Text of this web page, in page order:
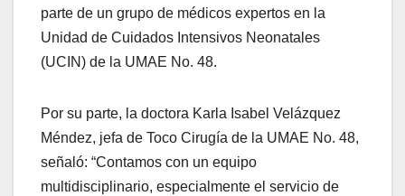
parte de un grupo de médicos expertos en la
Unidad de Cuidados Intensivos Neonatales
(UCIN) de la UMAE No. 48.
Por su parte, la doctora Karla Isabel Velázquez
Méndez, jefa de Toco Cirugía de la UMAE No. 48,
señaló: “Contamos con un equipo
multidisciplinario, especialmente el servicio de